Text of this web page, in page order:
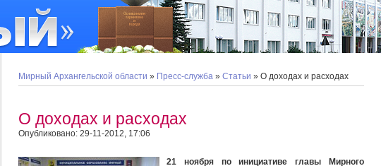
Мирный Архангельской области » Пресс-служба » Статьи » О доходах и расходах
О доходах и расходах
Опубликовано: 29-11-2012, 17:06
21 ноября по инициативе главы Мирного